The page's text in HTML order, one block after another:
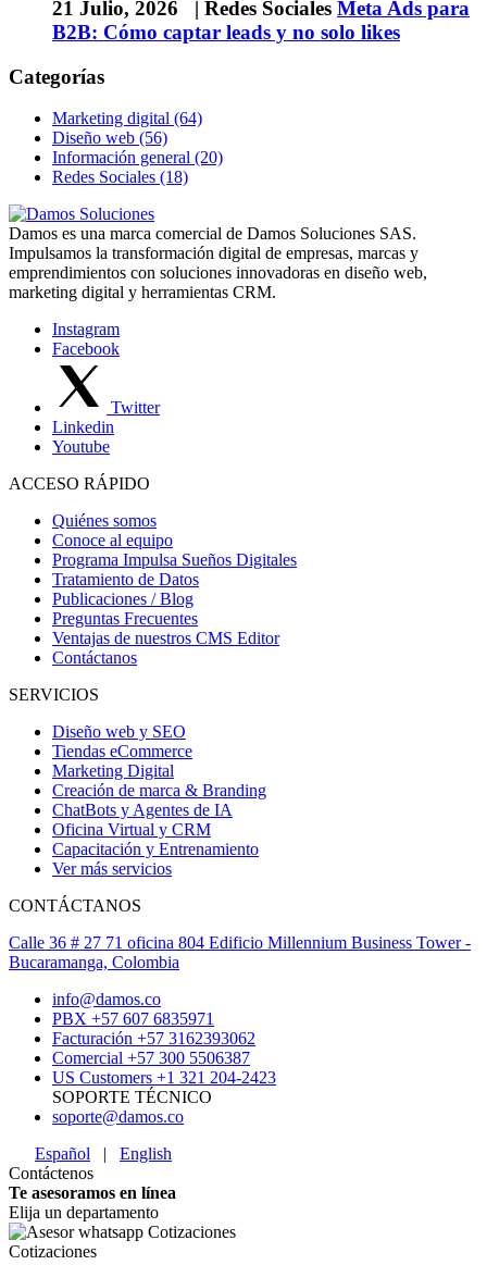
21 Julio, 2026 | Redes Sociales Meta Ads para
B2B: Cómo captar leads y no solo likes
Categorías
Marketing digital (64)
Diseño web (56)
Información general (20)
Redes Sociales (18)
Damos es una marca comercial de Damos Soluciones SAS.
Impulsamos la transformación digital de empresas, marcas y
emprendimientos con soluciones innovadoras en diseño web,
marketing digital y herramientas CRM.
Instagram
Facebook
Twitter
Linkedin
Youtube
ACCESO RÁPIDO
Quiénes somos
Conoce al equipo
Programa Impulsa Sueños Digitales
Tratamiento de Datos
Publicaciones / Blog
Preguntas Frecuentes
Ventajas de nuestros CMS Editor
Contáctanos
SERVICIOS
Diseño web y SEO
Tiendas eCommerce
Marketing Digital
Creación de marca & Branding
ChatBots y Agentes de IA
Oficina Virtual y CRM
Capacitación y Entrenamiento
Ver más servicios
CONTÁCTANOS
Calle 36 # 27 71 oficina 804 Edificio Millennium Business Tower -
Bucaramanga, Colombia
info@damos.co
PBX +57 607 6835971
Facturación +57 3162393062
Comercial +57 300 5506387
US Customers +1 321 204-2423
SOPORTE TÉCNICO
soporte@damos.co
Español | English
Contáctenos
Te asesoramos en línea
Elija un departamento
Cotizaciones